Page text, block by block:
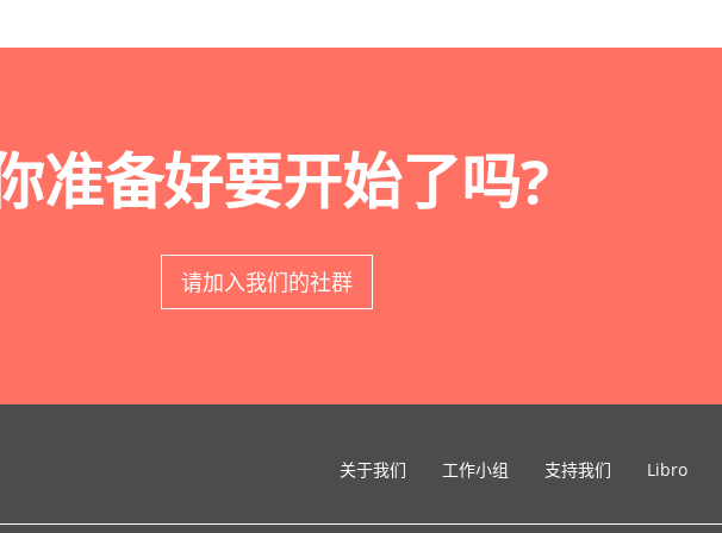
准备好要开始了吗?
请加入我们的社群
关于我们 工作小组 支持我们 Libro